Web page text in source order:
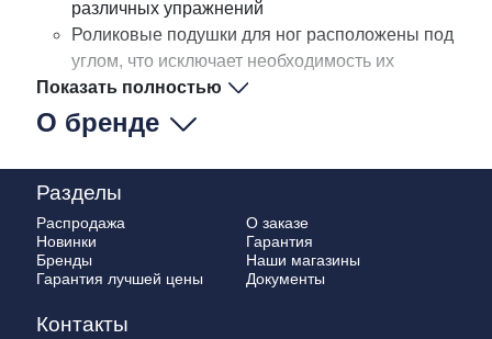
различных упражнений
Роликовые подушки для ног расположены под
углом, что исключает необходимость их
регулировки
Показать полностью
О бренде
Разделы
Распродажа
Новинки
Бренды
Гарантия лучшей цены
О заказе
Гарантия
Наши магазины
Документы
Контакты